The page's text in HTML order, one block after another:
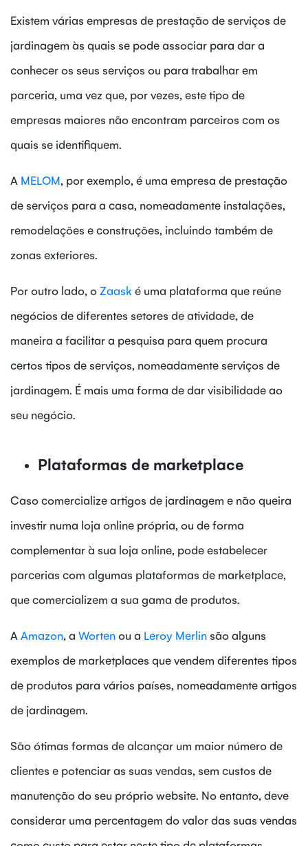
Existem várias empresas de prestação de serviços de
jardinagem às quais se pode associar para dar a
conhecer os seus serviços ou para trabalhar em
parceria, uma vez que, por vezes, este tipo de
empresas maiores não encontram parceiros com os
quais se identifiquem.
A MELOM, por exemplo, é uma empresa de prestação
de serviços para a casa, nomeadamente instalações,
remodelações e construções, incluindo também de
zonas exteriores.
Por outro lado, oZaask é uma plataforma que reúne
negócios de diferentes setores de atividade, de
maneira a facilitar a pesquisa para quem procura
certos tipos de serviços, nomeadamente serviços de
jardinagem. É mais uma forma de dar visibilidade ao
seu negócio.
Plataformas de marketplace
Caso comercialize artigos de jardinagem e não queira
investir numa loja online própria, ou de forma
complementar à sua loja online, pode estabelecer
parcerias com algumas plataformas de marketplace,
que comercializem a sua gama de produtos.
A Amazon, a Wortenou a Leroy Merlin são alguns
exemplos de marketplaces que vendem diferentes tipos
de produtos para vários países, nomeadamente artigos
de jardinagem.
São ótimas formas de alcançar um maior número de
clientes e potenciar as suas vendas, sem custos de
manutenção do seu próprio website. No entanto, deve
considerar uma percentagem do valor das suas vendas